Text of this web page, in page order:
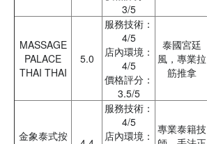
3/5
MASSAGE
PALACE
THAI THAI
5.0
服務技術：
4/5
店內環境：
4/5
價格評分：
3.5/5
泰國宮廷
風，專業拉
筋推拿
金象泰式按
服務技術：
4/5
店內環境： 專業泰籍技